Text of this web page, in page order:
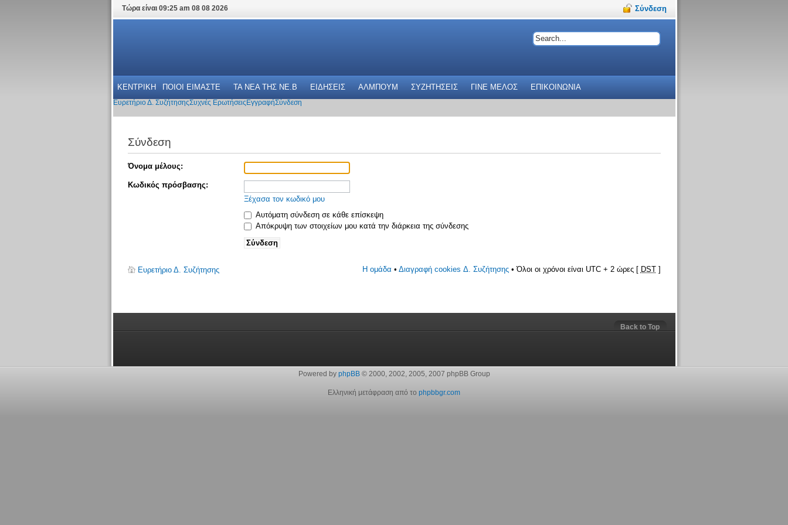
Τώρα είναι 09:25 am 08 08 2026 Σύνδεση
ΚΕΝΤΡΙΚΗ ΠΟΙΟΙ ΕΙΜΑΣΤΕ ΤΑ ΝΕΑ THΣ NE.B ΕΙΔΗΣΕΙΣ ΑΛΜΠΟΥΜ ΣΥΖΗΤΗΣΕΙΣ ΓΙΝΕ ΜΕΛΟΣ ΕΠΙΚΟΙΝΩΝΙΑ
Ευρετήριο Δ. ΣυζήτησηςΣυχνές Ερωτήσεις ΕγγραφήΣύνδεση
Σύνδεση
Όνομα μέλους:
Κωδικός πρόσβασης:
Ξέχασα τον κωδικό μου
Αυτόματη σύνδεση σε κάθε επίσκεψη
Απόκρυψη των στοιχείων μου κατά την διάρκεια της σύνδεσης
Ευρετήριο Δ. Συζήτησης Η ομάδα • Διαγραφή cookies Δ. Συζήτησης• Όλοι οι χρόνοι είναι UTC + 2 ώρες [ DST]
Back to Top
Powered by phpBB© 2000, 2002, 2005, 2007 phpBB Group
Ελληνική μετάφραση από το phpbbgr.com